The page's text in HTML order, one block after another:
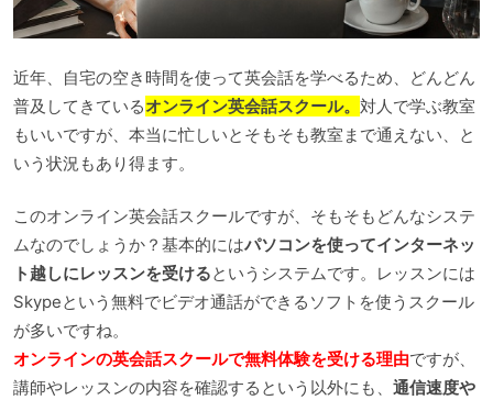
近年、自宅の空き時間を使って英会話を学べるため、どんどん
普及してきているオンライン英会話スクール。 対人で学ぶ教室
もいいですが、本当に忙しいとそもそも教室まで通えない、と
いう状況もあり得ます。
このオンライン英会話スクールですが、そもそもどんなシステ
ムなのでしょうか？基本的にはパソコンを使ってインターネッ
ト越しにレッスンを受けるというシステムです。レッスンには
Skypeという無料でビデオ通話ができるソフトを使うスクール
が多いですね。
オンラインの英会話スクールで無料体験を受ける理由ですが、
講師やレッスンの内容を確認するという以外にも、 通信速度や